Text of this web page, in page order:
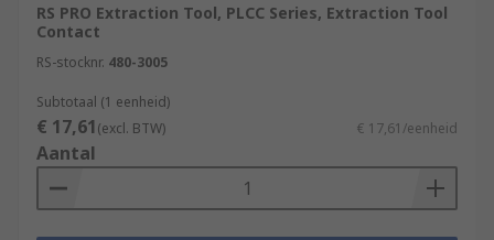
easy action.
RS PRO Extraction Tool, PLCC Series, Extraction Tool
Contact
RS-stocknr. 480-3005
Subtotaal (1 eenheid)
€ 17,61(excl. BTW) € 17,61/eenheid
Aantal